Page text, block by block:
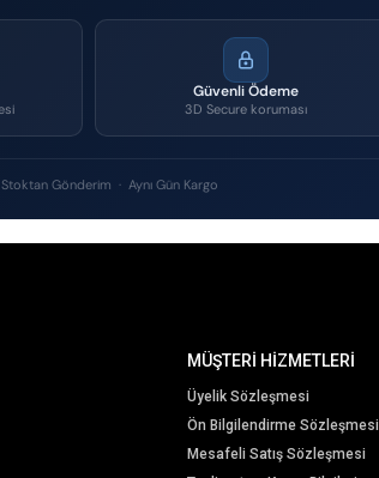
Güvenli Ödeme
3D Secure koruması
Gönderim · Aynı Gün Kargo
MÜŞTERİ HİZMETLERİ
Üyelik Sözleşmesi
Ön Bilgilendirme Sözleşmesi
Mesafeli Satış Sözleşmesi